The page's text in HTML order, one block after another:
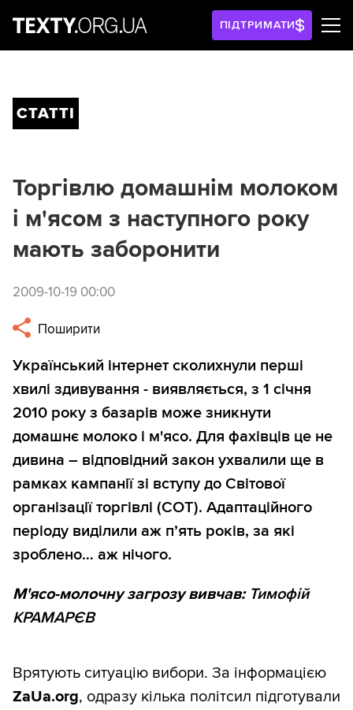
ПІДТРИМАТИ
СТАТТІ
Торгівлю домашнім молоком
і м'ясом з наступного року
мають заборонити
2009-10-19 00:00
Поширити
Український інтернет сколихнули перші
хвилі здивування - виявляється, з 1 січня
2010 року з базарів може зникнути
домашнє молоко і м'ясо. Для фахівців це не
дивина – відповідний закон ухвалили ще в
рамках кампанії зі вступу до Світової
організації торгівлі (СОТ). Адаптаційного
періоду виділили аж п’ять років, за які
зроблено… аж нічого.
М'ясо-молочну загрозу вивчав:Тимофій
КРАМАРЄВ
Врятують ситуацію вибори. За інформацією
ZaUa.org, одразу кілька політсил підготували